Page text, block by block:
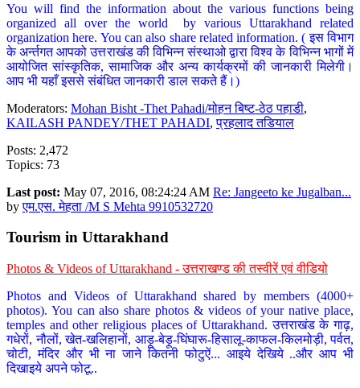
You will find the information about the various functions being
organized all over the world by various Uttarakhand related
organization here. You can also share related information. ( इस विभाग
के अर्न्तगत आपको उत्तराखंड की विभिन्न संस्थाओ द्वारा विश्व के विभिन्न भागों में
आयोजित सांस्कृतिक, सामाजिक और अन्य कार्यक्रमों की जानकारी मिलेगी।
आप भी यहाँ इससे संबंधित जानकारी डाल सकते हैं।)
Moderators: Mohan Bisht -Thet Pahadi/मोहन बिष्ट-ठेठ पहाडी,
KAILASH PANDEY/THET PAHADI,प्रहलाद तडियाल
Posts: 2,472
Topics: 73
Last post: May 07, 2016, 08:24:24 AM Re: Jangeeto ke Jugalban...
byएम.एस. मेहता /M S Mehta 9910532720
Tourism in Uttarakhand
Photos & Videos of Uttarakhand - उत्तराखण्ड की तस्वीरें एवं वीडियो
Photos and Videos of Uttarakhand shared by members (4000+
photos). You can also share photos & videos of your native place,
temples and other religious places of Uttarakhand. उत्तराखंड के गाढ़,
गधेरों, नौलों, खेत-खलिहानों, आड़ू-बेड़ू-घिंघारू-हिसालू-काफल-किलमोड़ी, पर्वत,
चोटी, मंदिर और भी ना जाने कितनी फोटुऐं... आइये देखिये ..और आप भी
दिखाइये अपने फोटू..